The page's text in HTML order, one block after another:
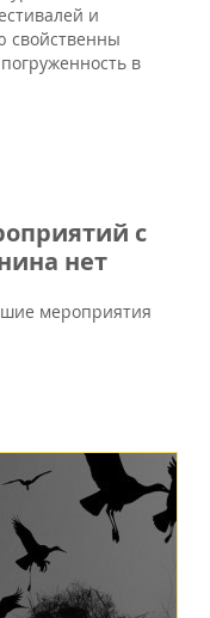
и
свойственны
в
с
нет
мероприятия